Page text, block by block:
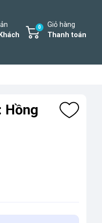
Giỏ hàng
Thanh toán
0
Hồng